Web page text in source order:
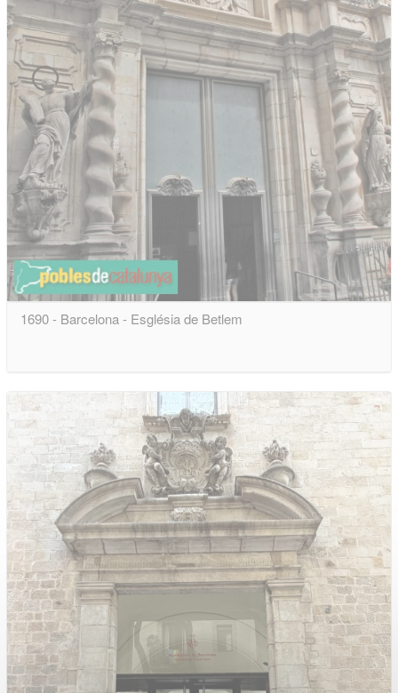
1690 - Barcelona - Església de Betlem